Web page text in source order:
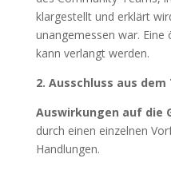
klargestellt und erklärt
unangemessen war. Eine
kann verlangt werden.
2. Ausschluss aus dem
Auswirkungen auf die
durch einen einzelnen
Handlungen.